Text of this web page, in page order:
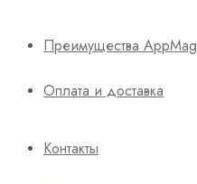
Преимущества AppMag
Оплата и доставка
Контакты